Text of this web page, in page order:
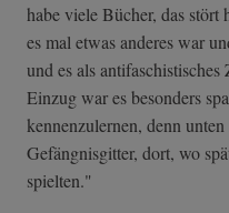
habe viele Bücher, das stört
es mal etwas anderes war
und es als
Einzug war es besonders
kennenzulernen, denn
Gefängnisgitter, dort, wo
spielten."